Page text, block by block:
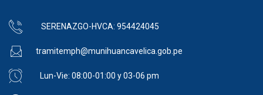
SERENAZGO-HVCA: 954424045
tramitemph@munihuancavelica.gob.pe
Lun-Vie: 08:00-01:00 y 03-06 pm